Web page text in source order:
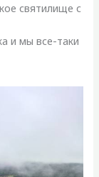
святилище с
и мы все-таки